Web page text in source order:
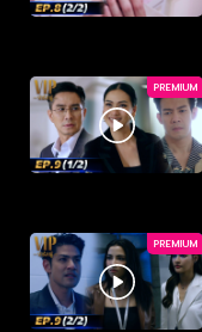
PREMIUM
PREMIUM